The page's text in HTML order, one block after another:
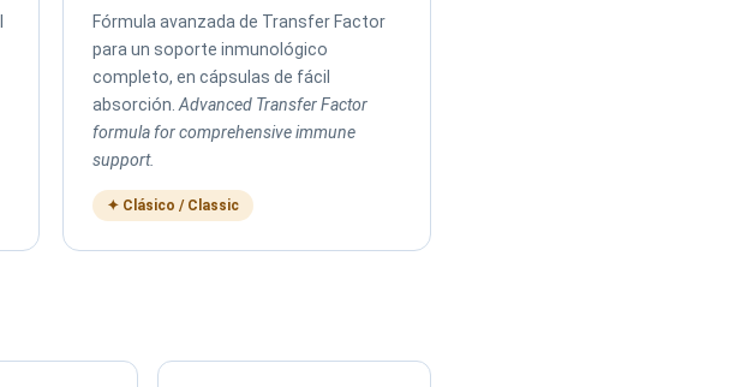
Fórmula avanzada de Transfer Factor
para un soporte inmunológico
completo, en cápsulas de fácil
absorción. Advanced Transfer Factor
formula for comprehensive immune
support.
✦ Clásico / Classic